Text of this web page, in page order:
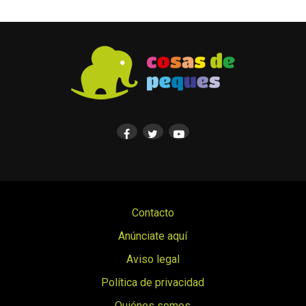
Contacto
Anúnciate aquí
Aviso legal
Política de privacidad